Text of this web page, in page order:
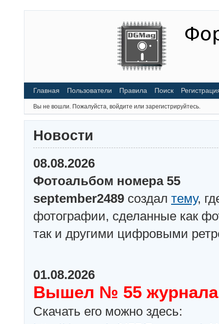
Главная Пользователи Правила Поиск
Вы не вошли. Пожалуйста, войдите или зарегистрируйтесь.
Новости
08.08.2026
Фотоальбом номера 55
september2489 создал тему,
фотографии, сделанные как
так и другими цифровыми
01.08.2026
Вышел № 55 журнала
Скачать его можно здесь: